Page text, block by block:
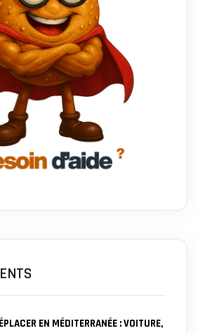
EN MÉDITERRANÉE : VOITURE,